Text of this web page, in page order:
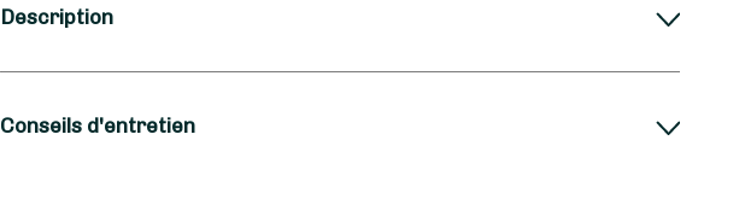
Description
Automne, Printemps, Été
Conseils d'entretien